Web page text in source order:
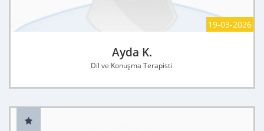
19-03-2026
Ayda K.
Dil ve Konuşma Terapisti